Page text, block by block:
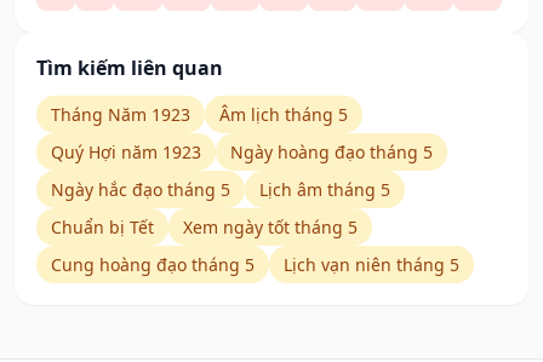
Tìm kiếm liên quan
Tháng Năm 1923
Âm lịch tháng 5
Quý Hợi năm 1923
Ngày hoàng đạo tháng 5
Ngày hắc đạo tháng 5
Lịch âm tháng 5
Chuẩn bị Tết
Xem ngày tốt tháng 5
Cung hoàng đạo tháng 5
Lịch vạn niên tháng 5